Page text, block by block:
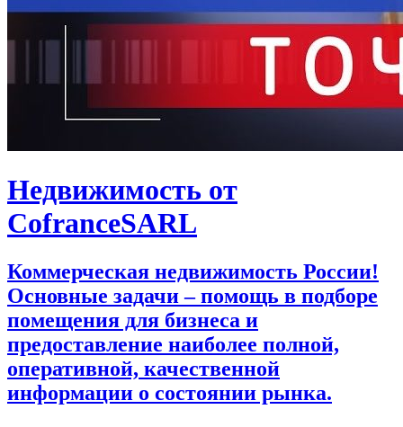
Недвижимость от
CofranceSARL
Коммерческая недвижимость России!
Основные задачи – помощь в подборе
помещения для бизнеса и
предоставление наиболее полной,
оперативной, качественной
информации о состоянии рынка.